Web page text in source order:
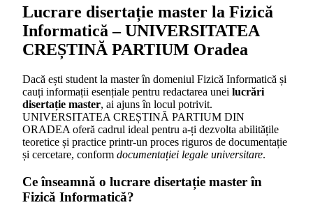
Lucrare disertație master la Fizică
Informatică – UNIVERSITATEA
CREȘTINĂ PARTIUM Oradea
Dacă ești student la master în domeniul Fizică Informatică și
cauți informații esențiale pentru redactarea unei lucrări
disertație master, ai ajuns în locul potrivit.
UNIVERSITATEA CREȘTINĂ PARTIUM DIN
ORADEA oferă cadrul ideal pentru a-ți dezvolta abilitățile
teoretice și practice printr-un proces riguros de documentație
și cercetare, conform documentației legale universitare.
Ce înseamnă o lucrare disertație master în
Fizică Informatică?